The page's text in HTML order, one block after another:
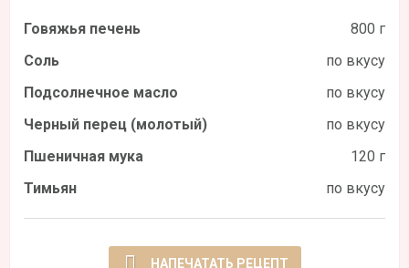
Говяжья печень
800 г
Соль
по вкусу
Подсолнечное масло
по вкусу
Черный перец (молотый)
по вкусу
Пшеничная мука
120 г
Тимьян
по вкусу
НАПЕЧАТАТЬ РЕЦЕПТ